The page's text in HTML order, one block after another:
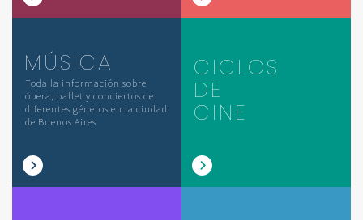
MÚSICA
Toda la información sobre
ópera, ballet y conciertos de
diferentes géneros en la ciudad
de Buenos Aires
CICLOS
DE
CINE